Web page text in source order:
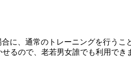
に、通常のトレーニングを行うこ
るので、老若男女誰でも利用でき